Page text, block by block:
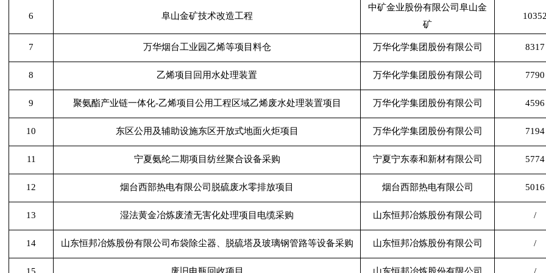
6 阜山金矿技术改造工程
中矿金业股份有限公司阜山金
矿
7 万华烟台工业园乙烯等项目料仓 万华化学集团股份有限公司 8317
8 乙烯项目回用水处理装置 万华化学集团股份有限公司 7790
9 聚氨酯产业链一体化-乙烯项目公用工程区域乙烯废水处理装置项目 万华化学集团股份有限公司 4596
10 东区公用及辅助设施东区开放式地面火炬项目 万华化学集团股份有限公司 7194
11 宁夏氨纶二期项目纺丝聚合设备采购 宁夏宁东泰和新材有限公司 5774
12 烟台西部热电有限公司脱硫废水零排放项目 烟台西部热电有限公司 5016
13 湿法黄金冶炼废渣无害化处理项目电缆采购 山东恒邦冶炼股份有限公司 /
14 山东恒邦冶炼股份有限公司布袋除尘器、脱硫塔及玻璃钢管路等设备采购 山东恒邦冶炼股份有限公司 /